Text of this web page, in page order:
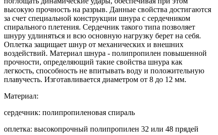
высокую прочность на разрыв. Данные свойства достигаются
за счет специальной конструкции шнура с сердечником
спирального плетения. Сердечник такого типа позволяет
шнуру удлиняться и всю основную нагрузку берет на себя.
Оплетка защищает шнур от механических и внешних
воздействий. Материал шнура - полипропилен повышенной
прочности, определяющий такие свойства шнура как
легкость, способность не впитывать воду и положительную
плавучесть. Изготавливается диаметром от 8 до 12 мм.
Материал:
сердечник: полипропиленовая спираль
оплетка: высокопрочный полипропилен 32 или 48 прядей